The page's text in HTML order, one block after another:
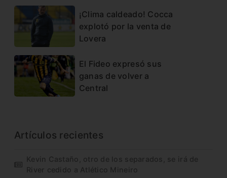
¡Clima caldeado! Cocca
explotó por la venta de
Lovera
El Fideo expresó sus
ganas de volver a
Central
Artículos recientes
Kevin Castaño, otro de los separados, se irá de
River cedido a Atlético Mineiro